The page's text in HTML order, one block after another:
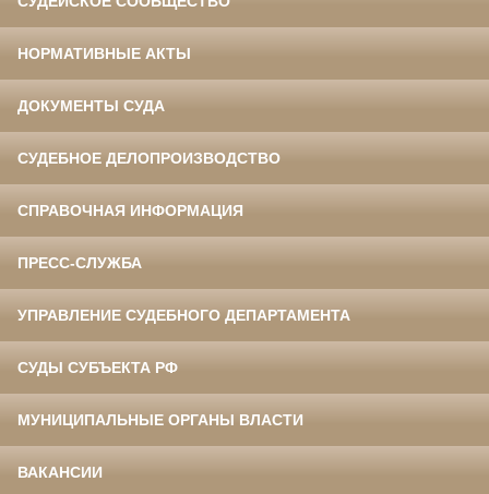
НОРМАТИВНЫЕ АКТЫ
ДОКУМЕНТЫ СУДА
СУДЕБНОЕ ДЕЛОПРОИЗВОДСТВО
СПРАВОЧНАЯ ИНФОРМАЦИЯ
ПРЕСС-СЛУЖБА
УПРАВЛЕНИЕ СУДЕБНОГО ДЕПАРТАМЕНТА
СУДЫ СУБЪЕКТА РФ
МУНИЦИПАЛЬНЫЕ ОРГАНЫ ВЛАСТИ
ВАКАНСИИ